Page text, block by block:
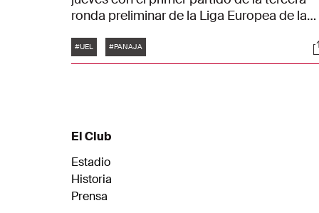
ronda preliminar de la Liga Europea de la
jugadores del Ajax entrenaron primero en
Ámsterdam y después viajaron por la tarde
Etiquetas
#UEL #PANAJA
El Club
Estadio
Historia
Prensa